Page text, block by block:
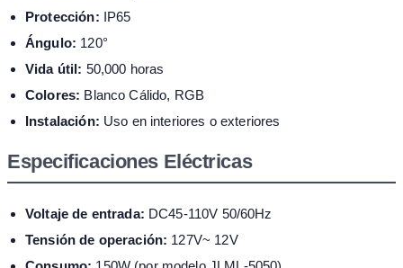
Protección: IP65
Ángulo: 120°
Vida útil: 50,000 horas
Colores: Blanco Cálido, RGB
Instalación: Uso en interiores o exteriores
Especificaciones Eléctricas
Voltaje de entrada: DC45-110V 50/60Hz
Tensión de operación: 127V~ 12V